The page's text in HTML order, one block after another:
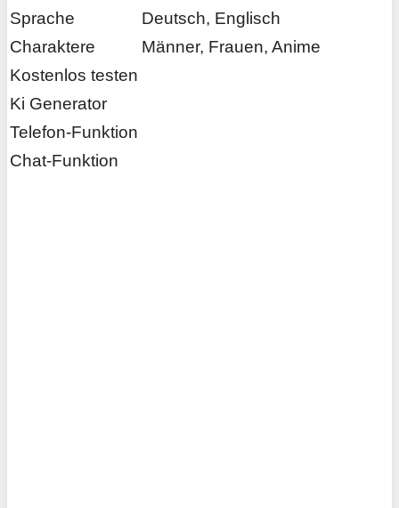
Sprache
Deutsch, Englisch
Charaktere
Männer, Frauen, Anime
Kostenlos testen
Ki Generator
Telefon-Funktion
Chat-Funktion